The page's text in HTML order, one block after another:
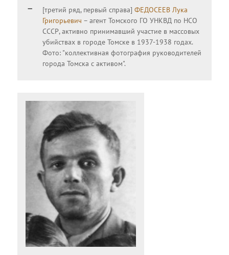
[третий ряд, первый справа]ФЕДОСЕЕВ Лука
Григорьевич – агент Томского ГО УНКВД по НСО
СССР, активно принимавший участие в массовых
убийствах в городе Томске в 1937-1938 годах.
Фото: "коллективная фотография руководителей
города Томска с активом".